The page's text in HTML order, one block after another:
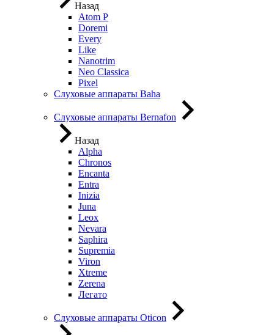
Назад
Atom P
Doremi
Every
Like
Nanotrim
Neo Classica
Pixel
Слуховые аппараты Baha
Слуховые аппараты Bernafon
Назад
Alpha
Chronos
Encanta
Entra
Inizia
Juna
Leox
Nevara
Saphira
Supremia
Viron
Xtreme
Zerena
Легато
Слуховые аппараты Oticon